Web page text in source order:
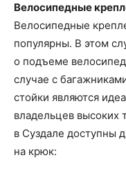
Велосипедные
Велосипедные
популярны. В этом
о подъеме
случае с
стойки являются
владельцев высоких
в Суздале доступны
на крюк: